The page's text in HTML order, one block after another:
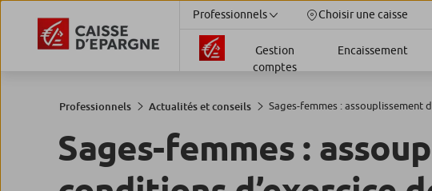
Professionnels Choisir une caisse
Gestion
comptes
Encaissement
Professionnels Actualités et conseils Sages-femmes : assouplissement
Sages-femmes :